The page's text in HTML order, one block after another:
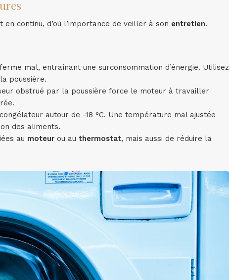
en continu, d’où l’importance de veiller à son entretien.
mal, entraînant une surconsommation d’énergie. Utilisez
poussière.
obstrué par la poussière force le moteur à travailler
autour de -18 °C. Une température mal ajustée
des aliments.
au moteur ou au thermostat, mais aussi de réduire la